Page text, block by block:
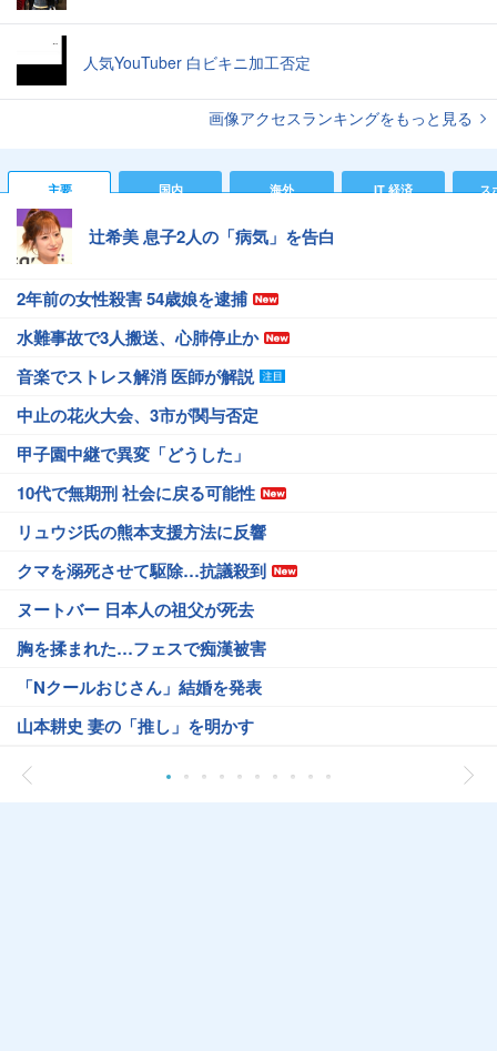
人気YouTuber 白ビキニ加工否定
画像アクセスランキングをもっと見る
主要 国内 海外 IT 経済 ス
辻希美 息子2人の「病気」を告白
2年前の女性殺害 54歳娘を逮捕
水難事故で3人搬送、心肺停止か
音楽でストレス解消 医師が解説
中止の花火大会、3市が関与否定
甲子園中継で異変「どうした」
10代で無期刑 社会に戻る可能性
リュウジ氏の熊本支援方法に反響
クマを溺死させて駆除…抗議殺到
ヌートバー 日本人の祖父が死去
胸を揉まれた…フェスで痴漢被害
「Nクールおじさん」結婚を発表
山本耕史 妻の「推し」を明かす